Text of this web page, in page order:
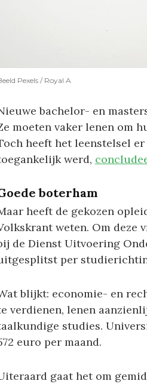
Pexels / Royal A
bachelor- en
moeten vaker lenen om
heeft het leenstelsel
werd,
boterham
heeft de gekozen
weten. Om deze
de Dienst Uitvoering
per
blijkt: economie- en
verdienen, lenen
studies.
euro per maand.
gaat het om